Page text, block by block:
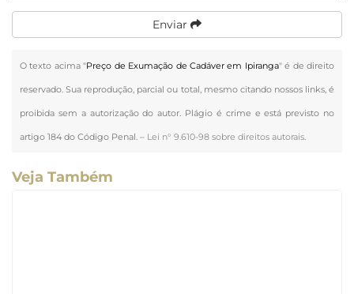
Enviar
O texto acima "Preço de Exumação de Cadáver em Ipiranga" é de direito
reservado. Sua reprodução, parcial ou total, mesmo citando nossos links, é
proibida sem a autorização do autor. Plágio é crime e está previsto no
artigo 184 do Código Penal. – Lei n° 9.610-98 sobre direitos autorais.
Veja Também